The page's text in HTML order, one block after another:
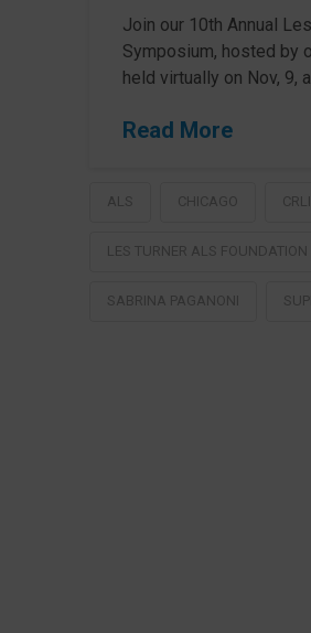
Join our 10th Annual
Symposium, hosted by
held virtually on Nov, 9,
Read More
ALS CHICAGO CRLI
LES TURNER ALS FOUNDATION
SABRINA PAGANONI